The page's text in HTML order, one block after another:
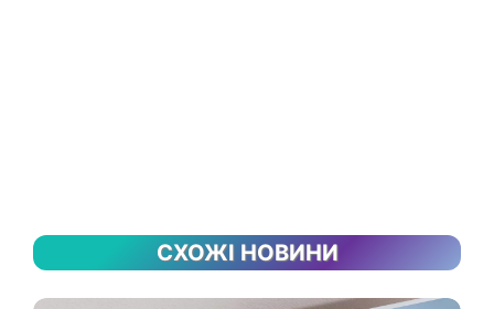
СХОЖІ НОВИНИ